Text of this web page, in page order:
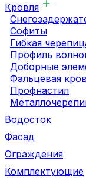
Кровля
Софиты
Гибкая
Профиль
Доборные
Фальцевая
Профнастил
Водосток
Фасад
Ограждения
Комплектующие